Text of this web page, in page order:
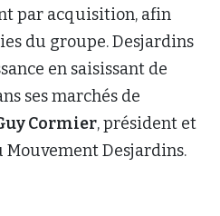
par acquisition, afin
du groupe. Desjardins
en saisissant de
ses marchés de
Cormier, président et
Desjardins.